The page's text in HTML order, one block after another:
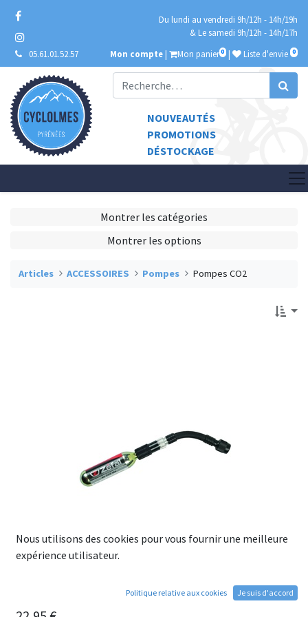
Du lundi au vendredi 9h/12h - 14h/19h
& Le samedi 9h/12h - 14h/17h
05.61.01.52.57
Mon compte | Mon panier 0 | Liste d'envie 0
NOUVEAUTÉS
PROMOTIONS
DÉSTOCKAGE
Montrer les catégories
Montrer les options
Articles ACCESSOIRES Pompes Pompes CO2
Gonfleur CO2 ZEFAL EZ CONTROL FC - Argent/Noir +
Nous utilisons des cookies pour vous fournir une meilleure
expérience utilisateur.
Politique relative aux cookies Je suis d'accord